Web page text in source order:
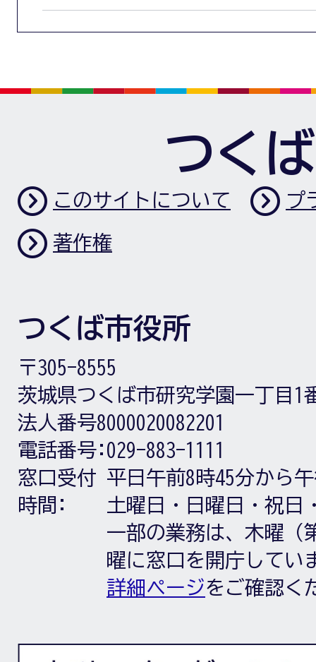
つく
このサイトについて プ
著作権
つくば市役所
〒305-8555
茨城県つくば市研究学園一丁目1
法人番号8000020082201
電話番号: 029-883-1111
窓口受付
時間:
平日午前8時45分から
土曜日・日曜日・祝日
一部の業務は、木曜（
曜に窓口を開庁してい
詳細ページをご確認く